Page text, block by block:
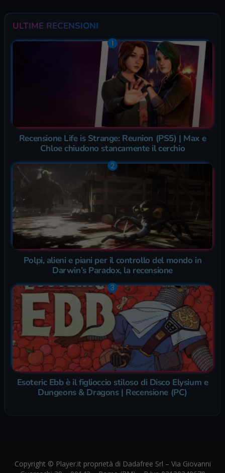
ULTIME RECENSIONI
Recensione Life is Strange: Reunion (PS5) | Max e
Chloe chiudono stancamente il cerchio
Polpi, alieni e piani per il controllo del mondo in
Darwin’s Paradox, la recensione
Esoteric Ebb è il figlioccio stiloso di Disco Elysium e
Dungeons & Dragons | Recensione (PC)
Copyright © Player.it proprietà di Dadafree Srl – Via Giovanni